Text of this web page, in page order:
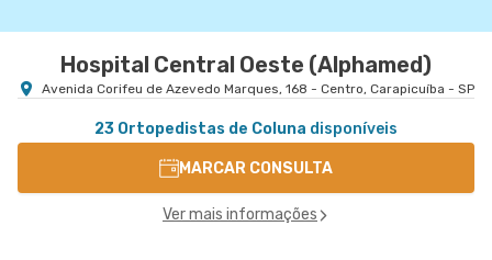
Hospital Central Oeste (Alphamed)
Avenida Corifeu de Azevedo Marques, 168 - Centro, Carapicuíba - SP
23 Ortopedistas de Coluna disponíveis
MARCAR CONSULTA
Ver mais informações